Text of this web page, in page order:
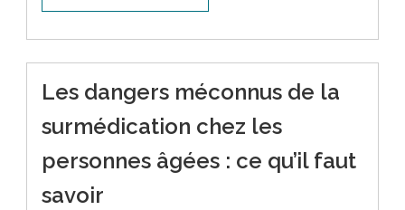
Les dangers méconnus de la
surmédication chez les
personnes âgées : ce qu’il faut
savoir